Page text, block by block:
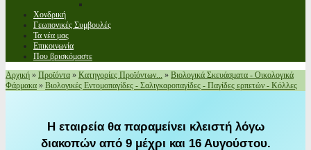
Χονδρική
Γεωπονικές Συμβουλές
Τα νέα μας
Επικοινωνία
Που βρισκόμαστε
Αρχική » Προϊόντα » Κατηγορίες Προϊόντων... » Βιολογικά Σκευάσματα - Οικολογικά
Φάρμακα » Βιολογικές Εντομοπαγίδες - Σαλιγκαροπαγίδες - Παγίδες ερπετών - Κόλλες
Η εταιρεία θα παραμείνει κλειστή λόγω
διακοπών από 9 μέχρι και 16 Αυγούστου.